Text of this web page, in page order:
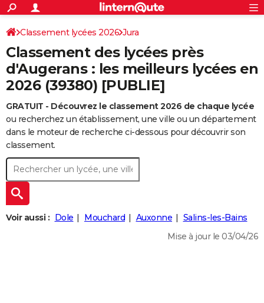
ACTUALITÉS
Politique
Société
Faits Divers
Education
Monde
Villes
+
SPORT
Coupe du monde 2026
Football
Tennis
Cyclisme
Rugby
Forum
CULTURE
Programme TV
TNT
Streaming
Cinéma
Sorties cinéma
Musique
+
FINANCE
Retraite
Impôts
Epargne
Immobilier
Risques naturels par ville
Banque
Assurance
Crédit
AUTO
Essais
Réserver un essai
Citadines
Berlines
SUV
Forum auto
+
HIGH-TECH
BRICOLAGE
Forum
Aménagement intérieur
Extérieur
Cuisine
Salle de bains
Jardinage
Rangement
+WEEK-END
Guides de France
Escapades
Patrimoine
Expositions
Musées
Week-end nature
+
LIFESTYLE
S'inscrire
Connexion
Classement lycées 2026 Jura
Classement des lycées près
d'Augerans : les meilleurs lycées en
2026 (39380) [PUBLIE]
GRATUIT - Découvrez le classement 2026 de chaque lycée
ou recherchez un établissement, une ville ou un département
dans le moteur de recherche ci-dessous pour découvrir son
classement.
Voir aussi : Dole Mouchard Auxonne
Salins-les-Bains
Mise à jour le 03/04/26